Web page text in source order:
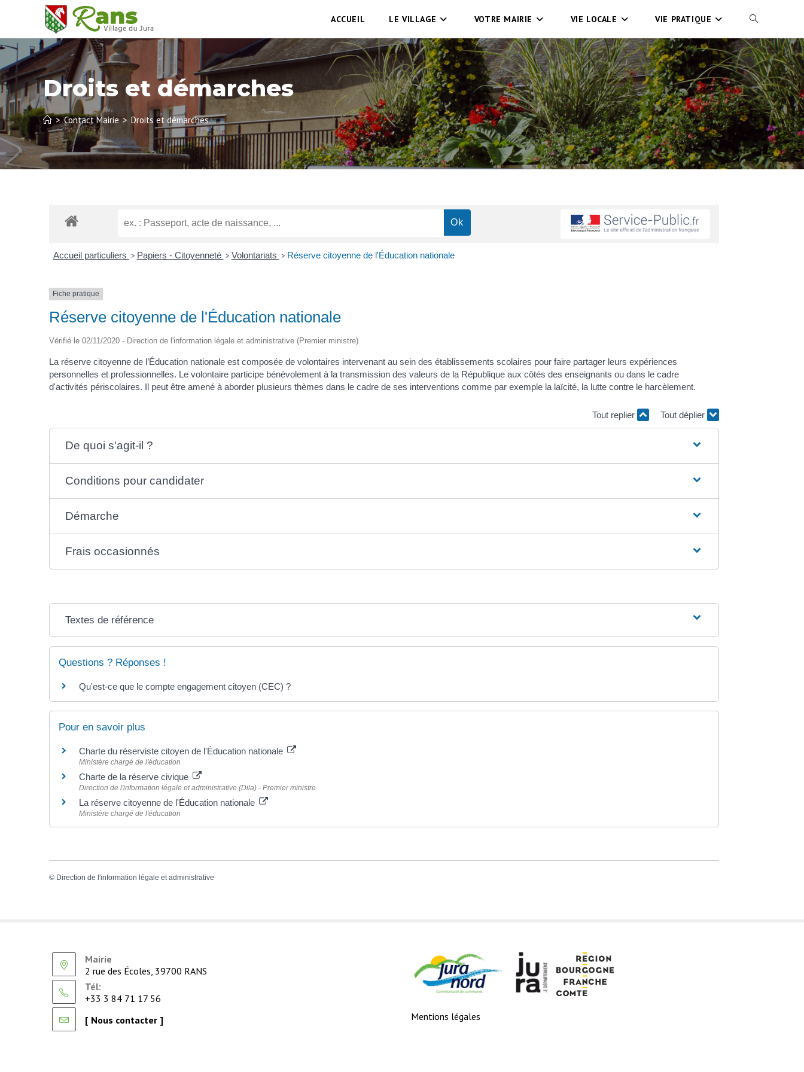
ACCUEIL LE VILLAGE VOTRE MAIRIE VIE LOCALE VIE PRATIQUE
Droits et démarches
> Contact Mairie > Droits et démarches
Accueil particuliers > Papiers - Citoyenneté > Volontariats > Réserve citoyenne de l'Éducation nationale
Fiche pratique
Réserve citoyenne de l'Éducation nationale
Vérifié le 02/11/2020 - Direction de l'information légale et administrative (Premier ministre)
La réserve citoyenne de l’Éducation nationale est composée de volontaires intervenant au sein des établissements scolaires pour faire partager leurs expériences
personnelles et professionnelles. Le volontaire participe bénévolement à la transmission des valeurs de la République aux côtés des enseignants ou dans le cadre
d'activités périscolaires. Il peut être amené à aborder plusieurs thèmes dans le cadre de ses interventions comme par exemple la laïcité, la lutte contre le harcèlement.
Tout replier Tout déplier
De quoi s'agit-il ?
Conditions pour candidater
Démarche
Frais occasionnés
Textes de référence
Questions ? Réponses !
Qu'est-ce que le compte engagement citoyen (CEC) ?
Pour en savoir plus
Charte du réserviste citoyen de l'Éducation nationale
Ministère chargé de l'éducation
Charte de la réserve civique
Direction de l'information légale et administrative (Dila) - Premier ministre
La réserve citoyenne de l'Éducation nationale
Ministère chargé de l'éducation
© Direction de l'information légale et administrative
Mairie
2 rue des Écoles, 39700 RANS
Tél:
+33 3 84 71 17 56
[ Nous contacter ]
Mentions légales